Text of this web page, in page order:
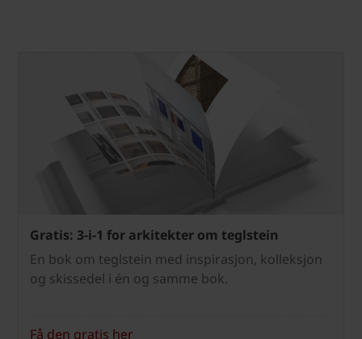
Gratis: 3-i-1 for arkitekter om teglstein
En bok om teglstein med inspirasjon, kolleksjon
og skissedel i én og samme bok.
Få den gratis her